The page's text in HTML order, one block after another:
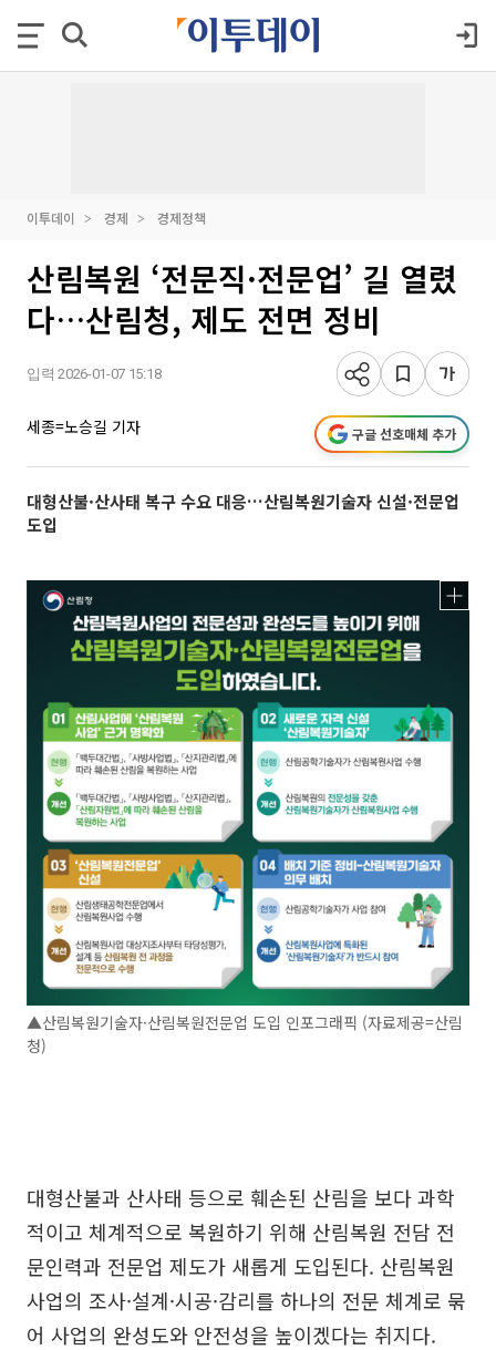
이투데이 경제 경제정책
산림복원 ‘전문직·전문업’ 길 열렸
다…산림청, 제도 전면 정비
입력 2026-01-07 15:18
세종=노승길 기자 구글 선호매체 추가
대형산불·산사태 복구 수요 대응…산림복원기술자 신설·전문업
도입
▲산림복원기술자·산림복원전문업 도입 인포그래픽 (자료제공=산림
청)
대형산불과 산사태 등으로 훼손된 산림을 보다 과학
적이고 체계적으로 복원하기 위해 산림복원 전담 전
문인력과 전문업 제도가 새롭게 도입된다. 산림복원
사업의 조사·설계·시공·감리를 하나의 전문 체계로 묶
어 사업의 완성도와 안전성을 높이겠다는 취지다.